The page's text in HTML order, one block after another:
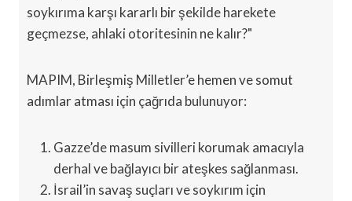
soykırıma karşı kararlı bir şekilde harekete
geçmezse, ahlaki otoritesinin ne kalır?"
MAPIM, Birleşmiş Milletler’e hemen ve somut
adımlar atması için çağrıda bulunuyor:
Gazze’de masum sivilleri korumak amacıyla
derhal ve bağlayıcı bir ateşkes sağlanması.
İsrail’in savaş suçları ve soykırım için